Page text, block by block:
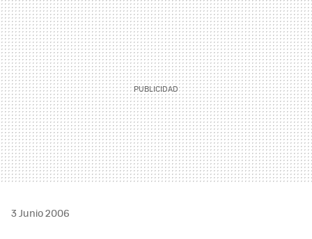
MAIL
3 Junio 2006